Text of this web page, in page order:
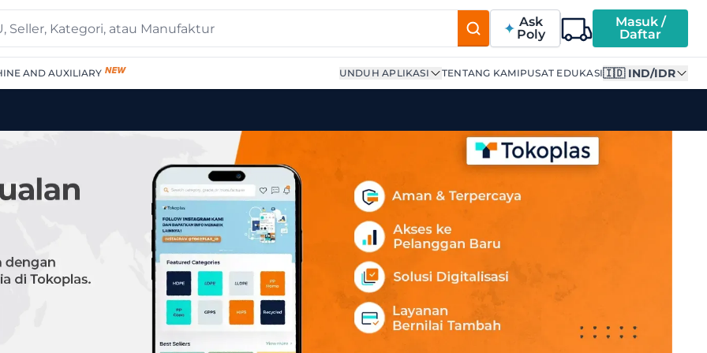
Ask
Poly
Masuk /
Daftar
AND AUXILIARY UNDUH APLIKASI TENTANG KAMIPUSAT EDUKASI🇮🇩 IND/IDR
Terpercaya